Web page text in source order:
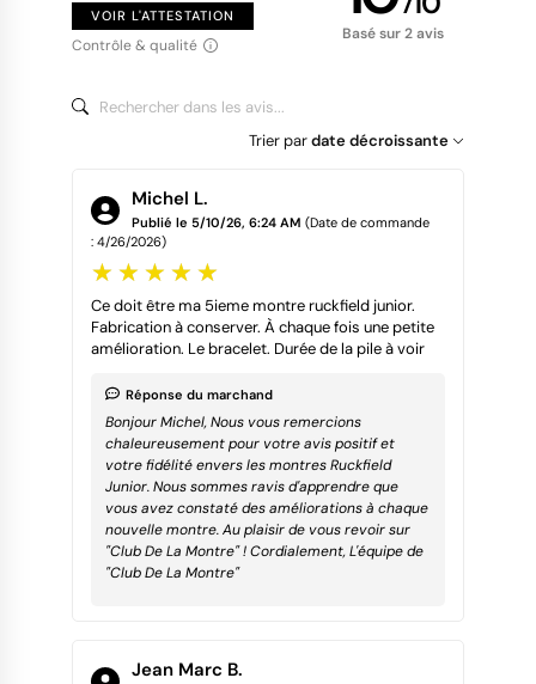
VOIR L'ATTESTATION
Contrôle & qualité
Basé sur 2 avis
Trier pardate décroissante
Michel L.
Publié le 5/10/26, 6:24 AM (Date de commande
: 4/26/2026)
Ce doit être ma 5ieme montre ruckfield junior.
Fabrication à conserver. À chaque fois une petite
amélioration. Le bracelet. Durée de la pile à voir
Réponse du marchand
Bonjour Michel, Nous vous remercions
chaleureusement pour votre avis positif et
votre fidélité envers les montres Ruckfield
Junior. Nous sommes ravis d'apprendre que
vous avez constaté des améliorations à chaque
nouvelle montre. Au plaisir de vous revoir sur
"Club De La Montre" ! Cordialement, L'équipe de
"Club De La Montre"
Jean Marc B.